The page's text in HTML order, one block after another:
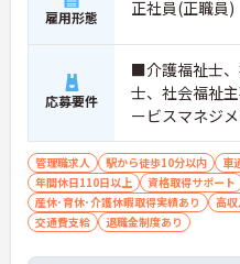
雇用形態 正社員(正職員)
応募要件
■介護福祉士
士、社会福祉
ービスマネジ
通自動車運転
管理職求人 駅から徒歩10分以内 車
年間休日110日以上
資格取得サポート
産休･育休･介護休暇取得実績あり
高収
交通費支給
退職金制度あり